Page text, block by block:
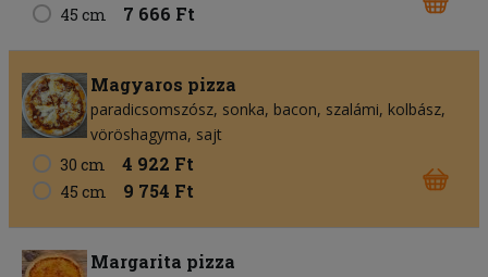
45 cm 7 666 Ft
Magyaros pizza
paradicsomszósz sonka bacon szalámi kolbász
vöröshagyma sajt
30 cm
4 922 Ft
45 cm 9 754 Ft
Margarita pizza